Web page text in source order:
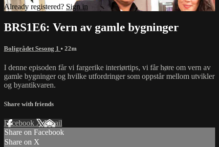
Already registered? Sign in
BRS1E6: Vern av gamle bygninger
Boligrådet Sesong 1 • 22m
I denne episoden får vi fargerike interiørtips, vi får høre om vern av
gamle bygninger og hvilke utfordringer som oppstår mellom utvikler
og byantikvaren.
Share with friends
Facebook XEmail
Share on Facebook
Share on X